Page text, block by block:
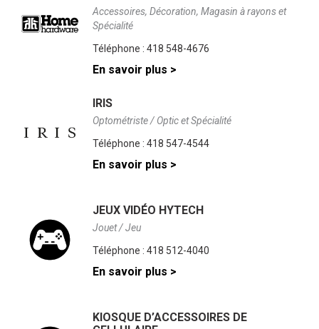
Accessoires, Décoration, Magasin à rayons et
Spécialité
Téléphone : 418 548-4676
En savoir plus >
IRIS
Optométriste / Optic et Spécialité
Téléphone : 418 547-4544
En savoir plus >
JEUX VIDÉO HYTECH
Jouet / Jeu
Téléphone : 418 512-4040
En savoir plus >
KIOSQUE D’ACCESSOIRES DE